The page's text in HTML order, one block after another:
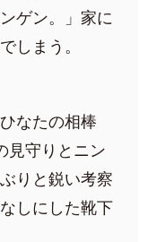
ゲン。」家に
しまう。
なたの相棒
見守りとニン
りと鋭い考察
しにした靴下